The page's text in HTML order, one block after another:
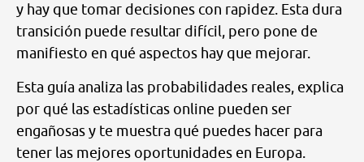
y hay que tomar decisiones con rapidez. Esta dura
transición puede resultar difícil, pero pone de
manifiesto en qué aspectos hay que mejorar.
Esta guía analiza las probabilidades reales, explica
por qué las estadísticas online pueden ser
engañosas y te muestra qué puedes hacer para
tener las mejores oportunidades en Europa.